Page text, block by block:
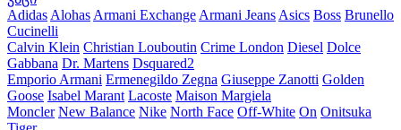
Adidas Alohas Armani Exchange Armani Jeans Asics Boss Brunello
Cucinelli
Calvin Klein Christian Louboutin Crime London Diesel Dolce
Gabbana Dr. Martens Dsquared2
Emporio Armani Ermenegildo Zegna Giuseppe Zanotti Golden
Goose Isabel Marant Lacoste Maison Margiela
Moncler New Balance Nike North Face Off-White On Onitsuka